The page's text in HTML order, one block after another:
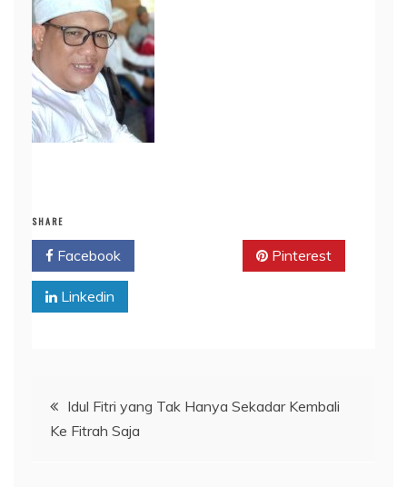
SHARE
Facebook Pinterest
Linkedin
Navigasi
pos
Idul Fitri yang Tak Hanya Sekadar Kembali
Ke Fitrah Saja